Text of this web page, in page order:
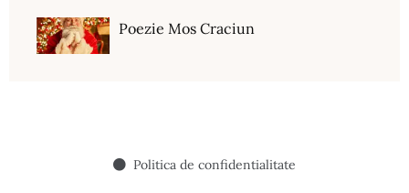
Poezie Mos Craciun
Politica de confidentialitate